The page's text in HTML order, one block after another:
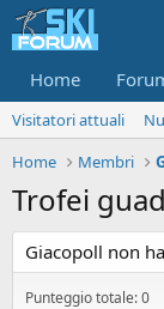
Home
Visitatori attuali
Home
Membri
Trofei
Giacopoll non
Punteggio totale: 0